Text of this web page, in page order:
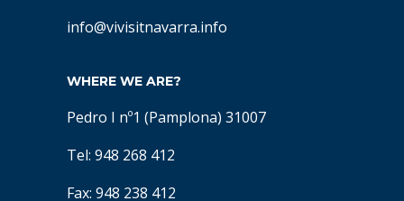
info@vivisitnavarra.info
WHERE WE ARE?
Pedro I nº1 (Pamplona) 31007
Tel: 948 268 412
Fax: 948 238 412